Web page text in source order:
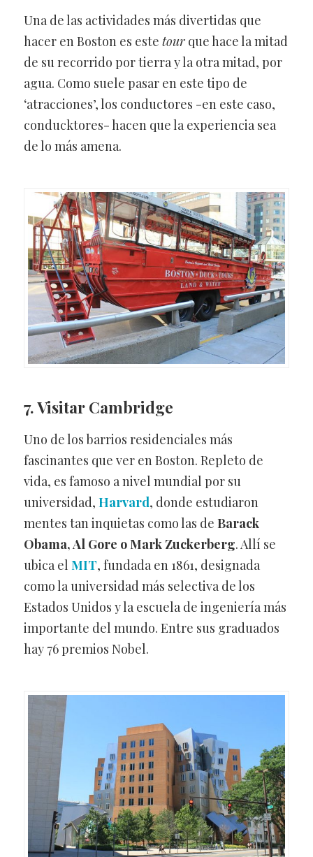
Una de las actividades más divertidas que
hacer en Boston es este tourque hace la mitad
de su recorrido por tierra y la otra mitad, por
agua. Como suele pasar en este tipo de
‘atracciones’, los conductores -en este caso,
conducktores- hacen que la experiencia sea
de lo más amena.
7. Visitar Cambridge
Uno de los barrios residenciales más
fascinantes que ver en Boston. Repleto de
vida, es famoso a nivel mundial por su
universidad, Harvard, donde estudiaron
mentes tan inquietas como las de Barack
Obama, Al Gore o Mark Zuckerberg. Allí se
ubica el MIT, fundada en 1861, designada
como la universidad más selectiva de los
Estados Unidos y la escuela de ingeniería más
importante del mundo. Entre sus graduados
hay 76 premios Nobel.